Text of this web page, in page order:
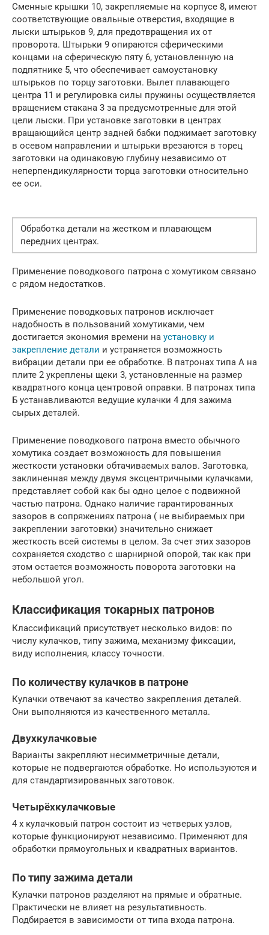
Сменные крышки 10, закрепляемые на корпусе 8, имеют
соответствующие овальные отверстия, входящие в
лыски штырьков 9, для предотвращения их от
проворота. Штырьки 9 опираются сферическими
концами на сферическую пяту 6, установленную на
подпятнике 5, что обеспечивает самоустановку
штырьков по торцу заготовки. Вылет плавающего
центра 11 и регулировка силы пружины осуществляется
вращением стакана 3 за предусмотренные для этой
цели лыски. При установке заготовки в центрах
вращающийся центр задней бабки поджимает заготовку
в осевом направлении и штырьки врезаются в торец
заготовки на одинаковую глубину независимо от
неперпендикулярности торца заготовки относительно
ее оси.
Обработка детали на жестком и плавающем
передних центрах.
Применение поводкового патрона с хомутиком связано
с рядом недостатков.
Применение поводковых патронов исключает
надобность в пользований хомутиками, чем
достигается экономия времени на установку и
закрепление детали и устраняется возможность
вибрации детали при ее обработке. В патронах типа А на
плите 2 укреплены щеки 3, установленные на размер
квадратного конца центровой оправки. В патронах типа
Б устанавливаются ведущие кулачки 4 для зажима
сырых деталей.
Применение поводкового патрона вместо обычного
хомутика создает возможность для повышения
жесткости установки обтачиваемых валов. Заготовка,
заклиненная между двумя эксцентричными кулачками,
представляет собой как бы одно целое с подвижной
частью патрона. Однако наличие гарантированных
зазоров в сопряжениях патрона ( не выбираемых при
закреплении заготовки) значительно снижает
жесткость всей системы в целом. За счет этих зазоров
сохраняется сходство с шарнирной опорой, так как при
этом остается возможность поворота заготовки на
небольшой угол.
Классификация токарных патронов
Классификаций присутствует несколько видов: по
числу кулачков, типу зажима, механизму фиксации,
виду исполнения, классу точности.
По количеству кулачков в патроне
Кулачки отвечают за качество закрепления деталей.
Они выполняются из качественного металла.
Двухкулачковые
Варианты закрепляют несимметричные детали,
которые не подвергаются обработке. Но используются и
для стандартизированных заготовок.
Четырёхкулачковые
4 х кулачковый патрон состоит из четверых узлов,
которые функционируют независимо. Применяют для
обработки прямоугольных и квадратных вариантов.
По типу зажима детали
Кулачки патронов разделяют на прямые и обратные.
Практически не влияет на результативность.
Подбирается в зависимости от типа входа патрона.